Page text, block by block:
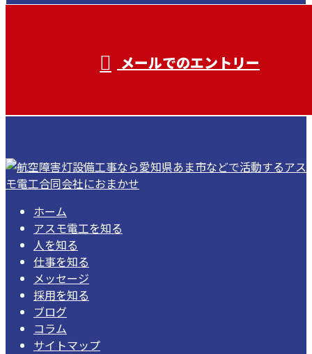
メールでのエントリー
ホーム
アスモ電工を知る
人を知る
仕事を知る
メッセージ
採用を知る
ブログ
コラム
サイトマップ